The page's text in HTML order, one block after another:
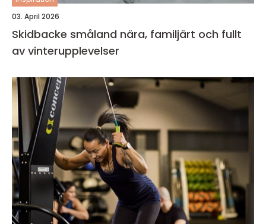
03. April 2026
Skidbacke småland nära, familjärt och fullt
av vinterupplevelser